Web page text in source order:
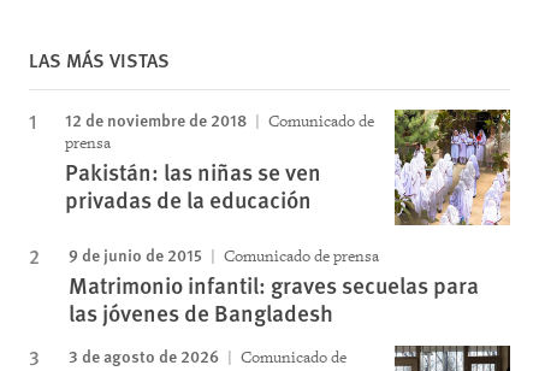
LAS MÁS VISTAS
12 de noviembre de 2018
Comunicado de
prensa
Pakistán: las niñas se ven
privadas de la educación
9 de junio de 2015 Comunicado de prensa
Matrimonio infantil: graves secuelas para
las jóvenes de Bangladesh
3 de agosto de 2026
Comunicado de